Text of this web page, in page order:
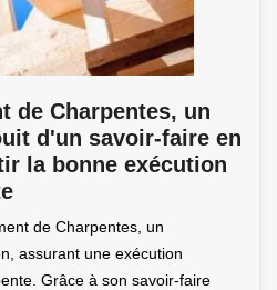
de Charpentes, un
d'un savoir-faire en
la bonne exécution
de Charpentes, un
assurant une exécution
Grâce à son savoir-faire